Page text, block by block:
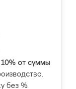
10% от суммы
без %.